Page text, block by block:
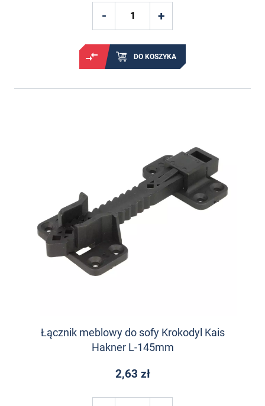
DO KOSZYKA
Łącznik meblowy do sofy Krokodyl Kais
Hakner L-145mm
2,63 zł